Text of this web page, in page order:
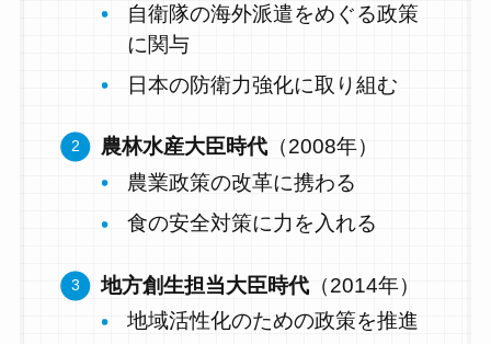
自衛隊の海外派遣をめぐる政策
に関与
日本の防衛力強化に取り組む
農林水産大臣時代 （2008年）
農業政策の改革に携わる
食の安全対策に力を入れる
地方創生担当大臣時代 （2014年）
地域活性化のための政策を推進